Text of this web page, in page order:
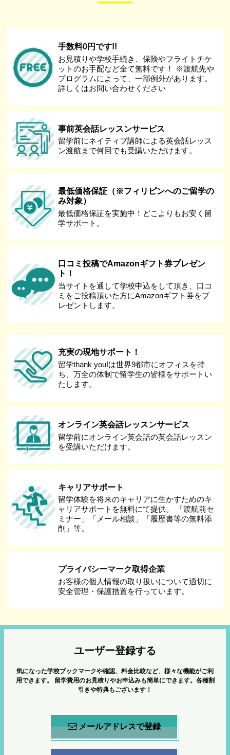
手数料0円です!!
お見積りや学校手続き、保険やフライトチケ
ットのお手配など全て無料です！ ※渡航先や
プログラムによって、一部例外があります。
詳しくはお問い合わせください
事前英会話レッスンサービス
留学前にネイティブ講師による英会話レッス
ン渡航まで何回でも受講いただけます。
最低価格保証（※フィリピンへのご留学の
み対象）
最低価格保証を実施中！どこよりもお安く留
学サポート。
口コミ投稿でAmazonギフト券プレゼン
ト！
当サイトを通して学校申込をして頂き、口コ
ミをご投稿頂いた方にAmazonギフト券をプ
レゼントします。
充実の現地サポート！
留学thank you!は世界9都市にオフィスを持
ち、万全の体制で留学生の皆様をサポートい
たします。
オンライン英会話レッスンサービス
留学前にオンライン英会話の英会話レッスン
を受講いただけます。
キャリアサポート
留学体験を将来のキャリアに生かすためのキ
ャリアサポートを無料にて提供。 「渡航前セ
ミナー」「メール相談」「履歴書等の無料添
削」等。
プライバシーマーク取得企業
お客様の個人情報の取り扱いについて適切に
安全管理・保護措置を行っています。
ユーザー登録する
気になった学校ブックマークや確認、料金比較など、様々な機能がご利
用できます。
留学費用のお見積りやお申込みも簡単にできます。各種割
引きや特典もございます！
メールアドレスで登録